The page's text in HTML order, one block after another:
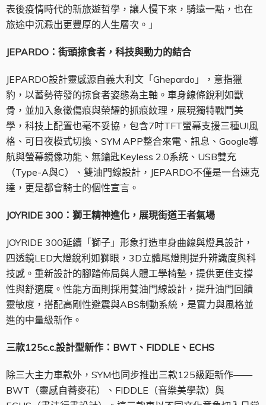
表後疫情時代的新旅遊哲學，讓人慢下來，騎遠一點，也在
旅途中沉澱出更豐厚的人生層次。」
JEPARDO ：街頭掠食者，科技與動力的結合
JEPARDO設計靈感源自義大利文「Ghepardo」，意指獵
豹，以蓄勢待發的掠食者姿態為主軸。車身線條銳利如獸
骨，並加入象徵傷痕與榮耀的抓痕紋理，展現獨特戰鬥美
學，科技上配置也毫不妥協，包含7吋TFT螢幕支援三種UI風
格、可日夜模式切換、SYM APP整合來電、訊息、Google導
航與螢幕鏡像功能、無鑰匙Keyless 2.0系統、USB雙充
（Type-A與C）、雙油門線設計，JEPARDO不僅是一台速克
達，更是都會騎士的個性宣言。
JOYRIDE 300 ：獅王精神進化，展現街道王者氣場
JOYRIDE 300延續「獅子」形象打造車身曲線與燈具設計，
四透鏡LED大燈銳利如獅眼，3D立體尾燈則提升辨識度與科
技感。重新設計的腳踏佈局與人體工學椅墊，提供更佳支撐
性與舒適度。性能方面則採用雙油門線設計，提升油門回饋
靈敏度，搭配高剛性避震與ABS制動系統，是實力與風格並
進的中量級新作。
三款125c.c.設計型新作：BWT 、FIDDLE 、ECHS
除三大主力車款外，SYM也同步推出三款125級距新作——
BWT（靈感自蕎麥花）、FIDDLE（音樂美學款）與